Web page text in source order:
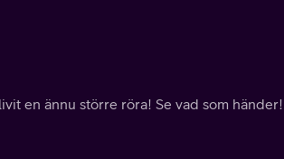
en ännu större röra! Se vad som händer!